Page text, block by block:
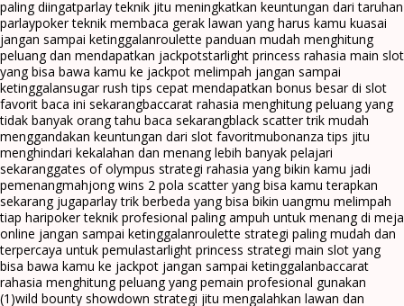
paling diingatparlay teknik jitu meningkatkan keuntungan dari taruhan
parlaypoker teknik membaca gerak lawan yang harus kamu kuasai
jangan sampai ketinggalanroulette panduan mudah menghitung
peluang dan mendapatkan jackpotstarlight princess rahasia main slot
yang bisa bawa kamu ke jackpot melimpah jangan sampai
ketinggalansugar rush tips cepat mendapatkan bonus besar di slot
favorit baca ini sekarangbaccarat rahasia menghitung peluang yang
tidak banyak orang tahu baca sekarangblack scatter trik mudah
menggandakan keuntungan dari slot favoritmubonanza tips jitu
menghindari kekalahan dan menang lebih banyak pelajari
sekaranggates of olympus strategi rahasia yang bikin kamu jadi
pemenangmahjong wins 2 pola scatter yang bisa kamu terapkan
sekarang jugaparlay trik berbeda yang bisa bikin uangmu melimpah
tiap haripoker teknik profesional paling ampuh untuk menang di meja
online jangan sampai ketinggalanroulette strategi paling mudah dan
terpercaya untuk pemulastarlight princess strategi main slot yang
bisa bawa kamu ke jackpot jangan sampai ketinggalanbaccarat
rahasia menghitung peluang yang pemain profesional gunakan
(1)wild bounty showdown strategi jitu mengalahkan lawan dan